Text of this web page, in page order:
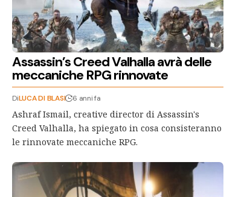
Assassin’s Creed Valhalla avrà delle
meccaniche RPG rinnovate
DiLUCA DI BLASI 6 anni fa
Ashraf Ismail, creative director di Assassin's
Creed Valhalla, ha spiegato in cosa consisteranno
le rinnovate meccaniche RPG.